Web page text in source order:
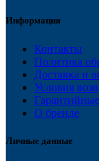
Информация
Контакты
Политика
Доставка и
Условия
О бренде
Личные данные